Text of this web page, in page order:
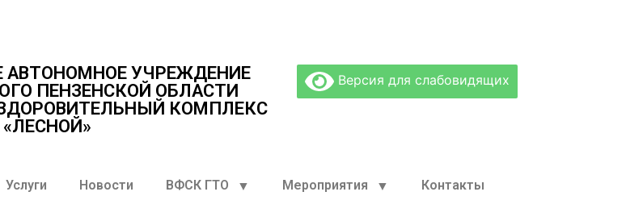
УЧРЕЖДЕНИЕ
ПЕНЗЕНСКОЙ ОБЛАСТИ
КОМПЛЕКС
«ЛЕСНОЙ»
Версия для слабовидящих
Услуги Новости ВФСК ГТО Мероприятия Контакты